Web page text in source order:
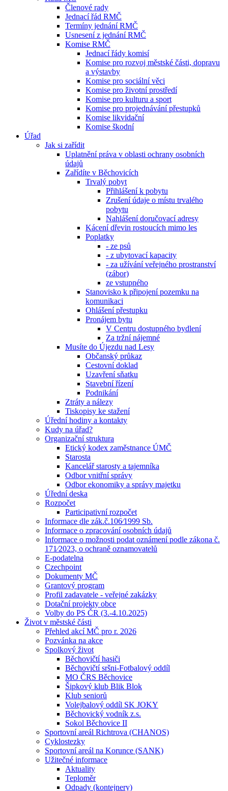
Členové rady
Jednací řád RMČ
Termíny jednání RMČ
Usnesení z jednání RMČ
Komise RMČ
Jednací řády komisí
Komise pro rozvoj městské části, dopravu
a výstavby
Komise pro sociální věci
Komise pro životní prostředí
Komise pro kulturu a sport
Komise pro projednávání přestupků
Komise likvidační
Komise škodní
Úřad
Jak si zařídit
Uplatnění práva v oblasti ochrany osobních
údajů
Zařídíte v Běchovicích
Trvalý pobyt
Přihlášení k pobytu
Zrušení údaje o místu trvalého
pobytu
Nahlášení doručovací adresy
Kácení dřevin rostoucích mimo les
Poplatky
- ze psů
- z ubytovací kapacity
- za užívání veřejného prostranství
(zábor)
ze vstupného
Stanovisko k připojení pozemku na
komunikaci
Ohlášení přestupku
Pronájem bytu
V Centru dostupného bydlení
Za tržní nájemné
Musíte do Újezdu nad Lesy
Občanský průkaz
Cestovní doklad
Uzavření sňatku
Stavební řízení
Podnikání
Ztráty a nálezy
Tiskopisy ke stažení
Úřední hodiny a kontakty
Kudy na úřad?
Organizační struktura
Etický kodex zaměstnance ÚMČ
Starosta
Kancelář starosty a tajemníka
Odbor vnitřní správy
Odbor ekonomiky a správy majetku
Úřední deska
Rozpočet
Participativní rozpočet
Informace dle zák.č.106⁄1999 Sb.
Informace o zpracování osobních údajů
Informace o možnosti podat oznámení podle zákona č.
171⁄2023, o ochraně oznamovatelů
E-podatelna
Czechpoint
Dokumenty MČ
Grantový program
Profil zadavatele - veřejné zakázky
Dotační projekty obce
Volby do PS ČR (3.-4.10.2025)
Život v městské části
Přehled akcí MČ pro r. 2026
Pozvánka na akce
Spolkový život
Běchovičtí hasiči
Běchovičtí sršni-Fotbalový oddíl
MO ČRS Běchovice
Šipkový klub Blik Blok
Klub seniorů
Volejbalový oddíl SK JOKY
Běchovický vodník z.s.
Sokol Běchovice II
Sportovní areál Richtrova (CHANOS)
Cyklostezky
Sportovní areál na Korunce (SANK)
Užitečné informace
Aktuality
Teploměr
Odpady (kontejnery)